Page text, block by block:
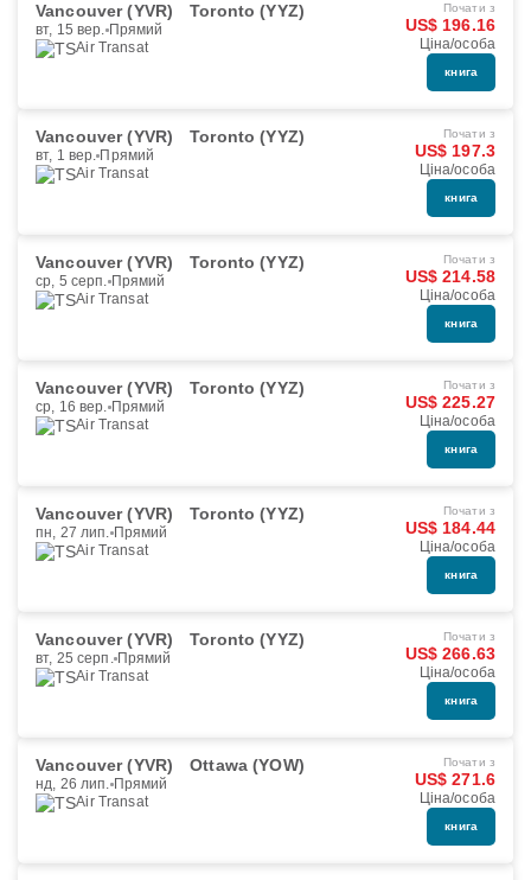
Vancouver (YVR) Toronto (YYZ)
вт, 15 вер. Прямий
Air Transat
Почати з
US$ 196.16
Ціна/особа
книга
Vancouver (YVR) Toronto (YYZ)
вт, 1 вер. Прямий
Air Transat
Почати з
US$ 197.3
Ціна/особа
книга
Vancouver (YVR) Toronto (YYZ)
ср, 5 серп. Прямий
Air Transat
Почати з
US$ 214.58
Ціна/особа
книга
Vancouver (YVR) Toronto (YYZ)
ср, 16 вер. Прямий
Air Transat
Почати з
US$ 225.27
Ціна/особа
книга
Vancouver (YVR) Toronto (YYZ)
пн, 27 лип. Прямий
Air Transat
Почати з
US$ 184.44
Ціна/особа
книга
Vancouver (YVR) Toronto (YYZ)
вт, 25 серп. Прямий
Air Transat
Почати з
US$ 266.63
Ціна/особа
книга
Vancouver (YVR) Ottawa (YOW)
нд, 26 лип. Прямий
Air Transat
Почати з
US$ 271.6
Ціна/особа
книга